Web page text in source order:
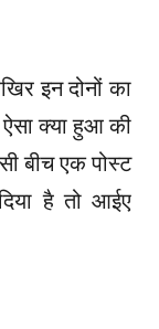
इन दोनों का
क्या हुआ की
बीच एक पोस्ट
है तो आईए